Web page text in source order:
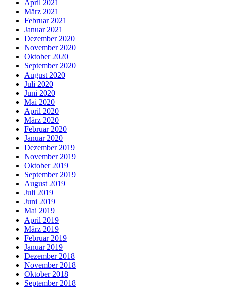
April 2021
März 2021
Februar 2021
Januar 2021
Dezember 2020
November 2020
Oktober 2020
September 2020
August 2020
Juli 2020
Juni 2020
Mai 2020
April 2020
März 2020
Februar 2020
Januar 2020
Dezember 2019
November 2019
Oktober 2019
September 2019
August 2019
Juli 2019
Juni 2019
Mai 2019
April 2019
März 2019
Februar 2019
Januar 2019
Dezember 2018
November 2018
Oktober 2018
September 2018